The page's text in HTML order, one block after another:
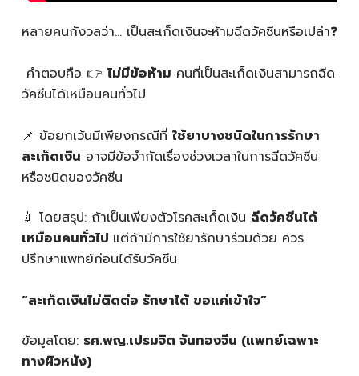
หลายคนกังวลว่า… เป็นสะเก็ดเงินจะห้ามฉีดวัคซีนหรือเปล่า❓
คำตอบคือ 👉 ไม่มีข้อห้าม คนที่เป็นสะเก็ดเงินสามารถฉีด
วัคซีนได้เหมือนคนทั่วไป
📌 ข้อยกเว้นมีเพียงกรณีที่ ใช้ยาบางชนิดในการรักษา
สะเก็ดเงิน อาจมีข้อจำกัดเรื่องช่วงเวลาในการฉีดวัคซีน
หรือชนิดของวัคซีน
💉 โดยสรุป: ถ้าเป็นเพียงตัวโรคสะเก็ดเงิน ฉีดวัคซีนได้
เหมือนคนทั่วไป แต่ถ้ามีการใช้ยารักษาร่วมด้วย ควร
ปรึกษาแพทย์ก่อนได้รับวัคซีน
“สะเก็ดเงินไม่ติดต่อ รักษาได้ ขอแค่เข้าใจ”
ข้อมูลโดย: รศ.พญ.เปรมจิต จันทองจีน (แพทย์เฉพาะ
ทางผิวหนัง)